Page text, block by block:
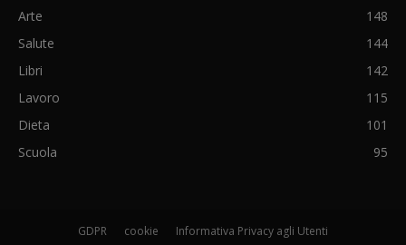
Arte
148
Salute
144
Libri
142
Lavoro
115
Dieta
101
Scuola
95
GDPR cookie Informativa Privacy agli Utenti